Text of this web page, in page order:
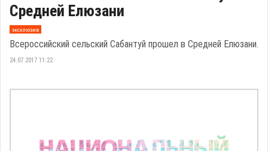
Средней Елюзани
эксклюзив
Всероссийский сельский Сабантуй прошел в Средней Елюзани.
24.07.2017 11:22